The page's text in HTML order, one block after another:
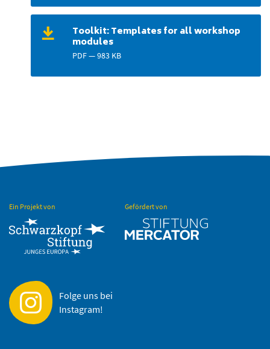
Toolkit: Templates for all workshop
modules
PDF — 983 KB
Ein Projekt von Gefördert von
Folge uns bei
Instagram!